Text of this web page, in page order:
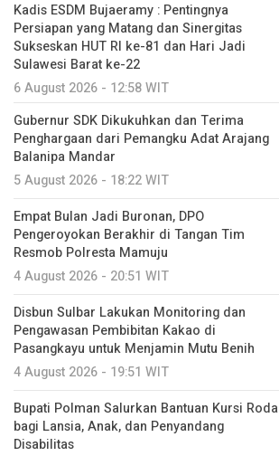
Kadis ESDM Bujaeramy : Pentingnya
Persiapan yang Matang dan Sinergitas
Sukseskan HUT RI ke-81 dan Hari Jadi
Sulawesi Barat ke-22
6 August 2026 - 12:58 WIT
Gubernur SDK Dikukuhkan dan Terima
Penghargaan dari Pemangku Adat Arajang
Balanipa Mandar
5 August 2026 - 18:22 WIT
Empat Bulan Jadi Buronan, DPO
Pengeroyokan Berakhir di Tangan Tim
Resmob Polresta Mamuju
4 August 2026 - 20:51 WIT
Disbun Sulbar Lakukan Monitoring dan
Pengawasan Pembibitan Kakao di
Pasangkayu untuk Menjamin Mutu Benih
4 August 2026 - 19:51 WIT
Bupati Polman Salurkan Bantuan Kursi Roda
bagi Lansia, Anak, dan Penyandang
Disabilitas